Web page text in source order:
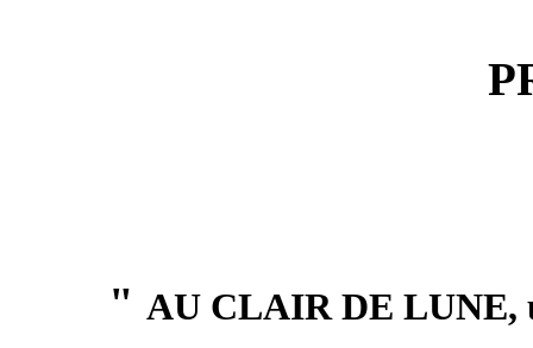
" AU CLAIR DE LUNE,